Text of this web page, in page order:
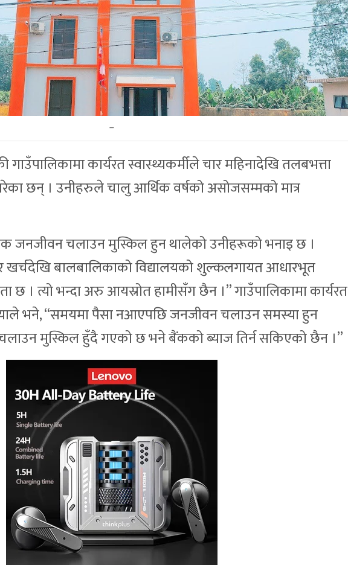
–
कार्यरत स्वास्थ्यकर्मीले चार महिनादेखि तलबभत्ता
छन् । उनीहरुले चालु आर्थिक वर्षको असोजसम्मको मात्र
जनजीवन चलाउन मुस्किल हुन थालेको उनीहरूको भनाइ छ ।
खर्चदेखि बालबालिकाको विद्यालयको शुल्कलगायत आधारभूत
छ । त्यो भन्दा अरु आयस्रोत हामीसँग छैन ।” गाउँपालिकामा कार्यरत
भने, “समयमा पैसा नआएपछि जनजीवन चलाउन समस्या हुन
मुस्किल हुँदै गएको छ भने बैंकको ब्याज तिर्न सकिएको छैन ।”